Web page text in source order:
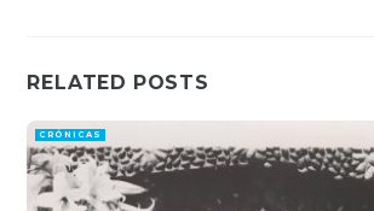
RELATED POSTS
CRÓNICAS